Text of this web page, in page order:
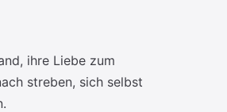
ihre Liebe zum
streben, sich selbst